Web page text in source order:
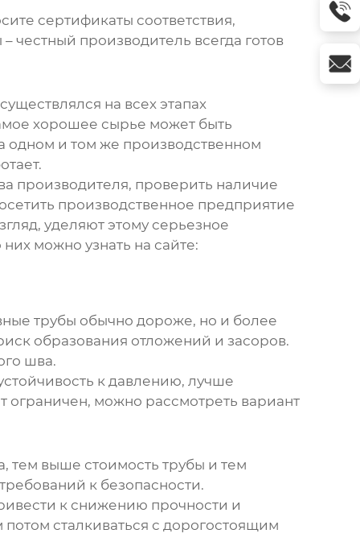
сертификаты соответствия,
честный производитель всегда готов
на всех этапах
хорошее сырье может быть
одном и том же производственном
производителя, проверить наличие
производственное предприятие
уделяют этому серьезное
можно узнать на сайте:
трубы обычно дороже, но и более
образования отложений и засоров.
шва.
к давлению, лучше
можно рассмотреть вариант
тем выше стоимость трубы и тем
к безопасности.
к снижению прочности и
сталкиваться с дорогостоящим